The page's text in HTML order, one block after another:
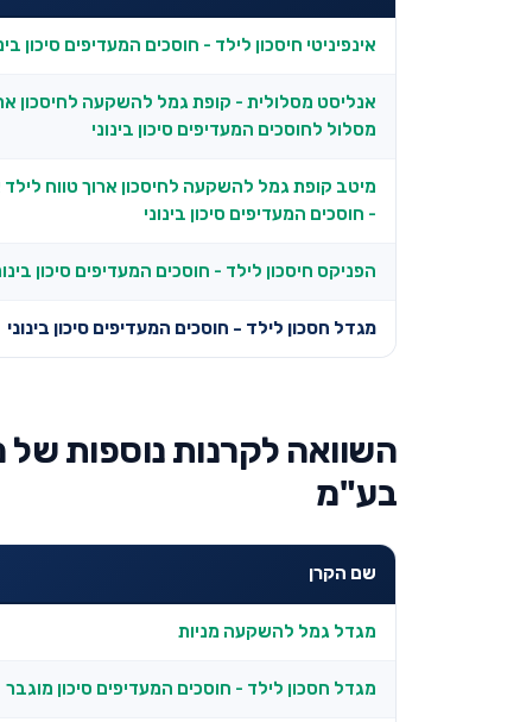
אינפיניטי חיסכון לילד - חוסכים המעדיפים סיכון
אנליסט מסלולית - קופת גמל להשקעה לחיסכון
מסלול לחוסכים המעדיפים סיכון בינוני
מיטב קופת גמל להשקעה לחיסכון ארוך טווח לילד
- חוסכים המעדיפים סיכון בינוני
הפניקס חיסכון לילד - חוסכים המעדיפים סיכון
מגדל חסכון לילד - חוסכים המעדיפים סיכון בינוני
השוואה לקרנות נוספות
בע"מ
שם הקרן
מגדל גמל להשקעה מניות
מגדל חסכון לילד - חוסכים המעדיפים סיכון מוגבר